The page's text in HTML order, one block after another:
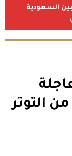
السعودية
عاجلة
التوتر